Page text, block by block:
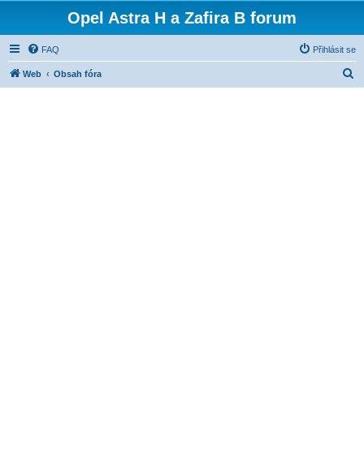
Opel Astra H a Zafira B forum
FAQ Přihlásit se
Web Obsah fóra